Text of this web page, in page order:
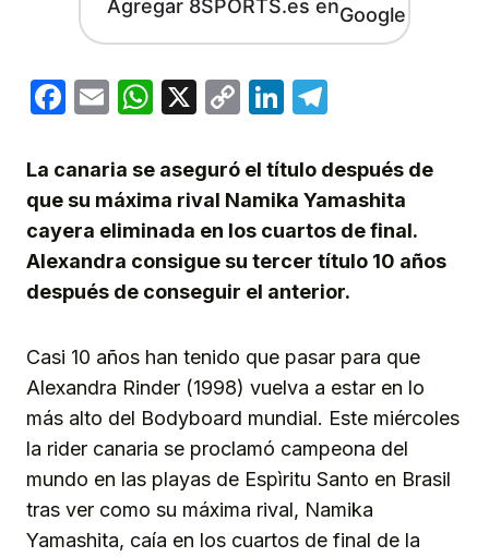
Agregar 8SPORTS.es en
Facebook
EmailWhatsApp
X
CopyLinkedIn
La canaria se aseguró el título después de
que su máxima rival Namika Yamashita
cayera eliminada en los cuartos de final.
Alexandra consigue su tercer título 10 años
después de conseguir el anterior.
Casi 10 años han tenido que pasar para que
Alexandra Rinder (1998) vuelva a estar en lo
más alto del Bodyboard mundial. Este miércoles
la rider canaria se proclamó campeona del
mundo en las playas de Espìritu Santo en Brasil
tras ver como su máxima rival, Namika
Yamashita, caía en los cuartos de final de la